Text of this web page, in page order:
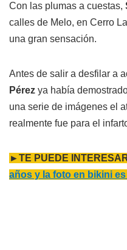
Con las plumas a cuestas,
calles de Melo, en Cerro
una gran sensación.
Antes de salir a desfilar a
Pérez ya había
una serie de imágenes el
realmente fue para el
►TE PUEDE
años y la foto en bikini es